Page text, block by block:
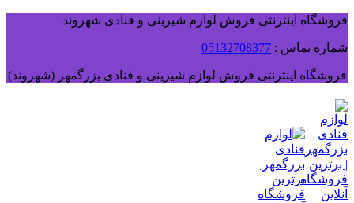
فروشگاه اینترنتی فروش لوازم شیرینی و قنادی شهروند
شماره تماس : 05132708377
فروشگاه اینترنتی فروش لوازم شیرینی و قنادی بزرگمهر (شهروند)